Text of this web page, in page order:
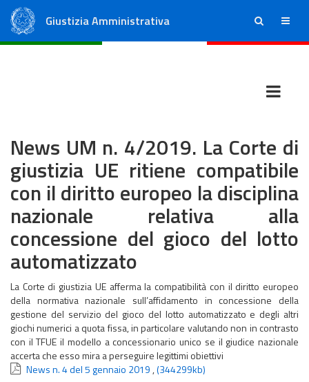
Giustizia Amministrativa ricerca menu
News UM n. 4/2019. La Corte di
giustizia UE ritiene compatibile
con il diritto europeo la disciplina
nazionale relativa alla
concessione del gioco del lotto
automatizzato
La Corte di giustizia UE afferma la compatibilità con il diritto europeo
della normativa nazionale sull’affidamento in concessione della
gestione del servizio del gioco del lotto automatizzato e degli altri
giochi numerici a quota fissa, in particolare valutando non in contrasto
con il TFUE il modello a concessionario unico se il giudice nazionale
accerta che esso mira a perseguire legittimi obiettivi
News n. 4 del 5 gennaio 2019 ,(344299kb)